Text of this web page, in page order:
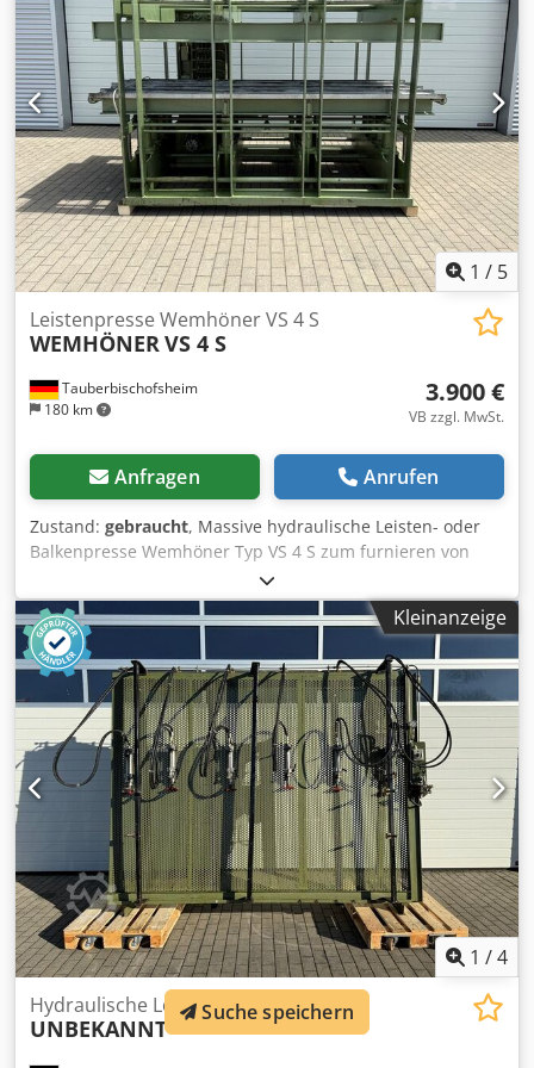
1 / 5
Tauberbischofsheim
180 km
Leistenpresse Wemhöner VS 4 S
WEMHÖNER VS 4 S
3.900 €
VB zzgl. MwSt.
Anfragen Anrufen
Zustand: gebraucht, Massive hydraulische Leisten- oder
Balkenpresse Wemhöner Typ VS 4 S zum furnieren von
Leisten, verleimen von Hölzern oder sonstigen
Pressaufgaben. Chjdpfjzryzcsx Afiea Die Presse hat vier
voneinander unabhängig, steuerbare Pressflächen.
Inklusive Demontage und Verladung. Fixer Verladetermin:
15.06.2026. Leimauftragmaschine ebenfalls verfügbar.
Technische Daten: - Arbeitslänge: 3.090 mm - Pressdruck:
max 104 t
Kleinanzeige
1 /4
Hydraulische Lochpresse
UNBEKANNT
Suche speichern